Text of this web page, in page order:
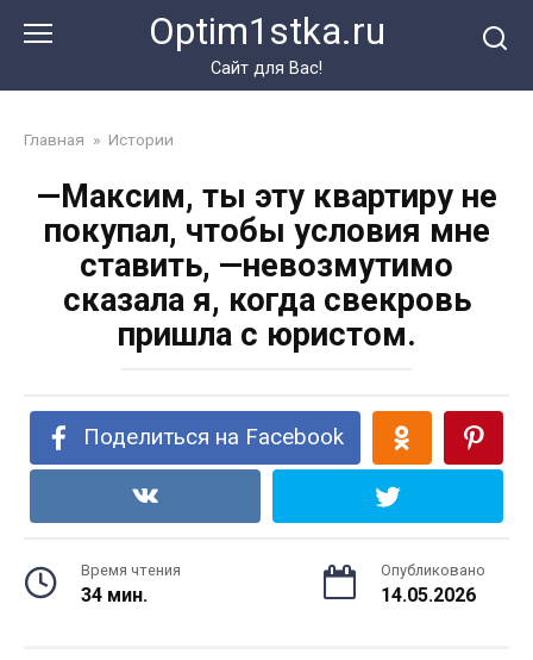
Optim1stka.ru
Сайт для Вас!
Главная » Истории
—Максим, ты эту квартиру не
покупал, чтобы условия мне
ставить, —невозмутимо
сказала я, когда свекровь
пришла с юристом.
Поделиться на Facebook
Время чтения
34 мин.
Опубликовано
14.05.2026